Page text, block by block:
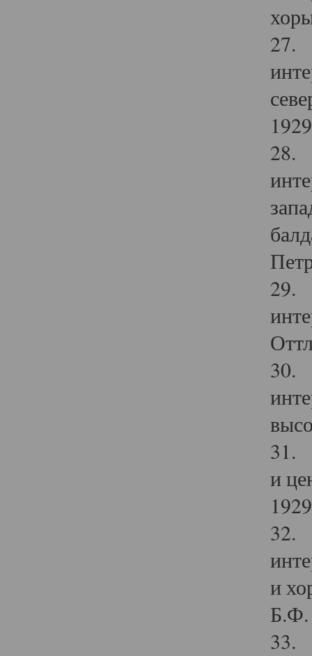
27.
28.
29.
30.
31.
и
32.
и
Б.Ф.
33.